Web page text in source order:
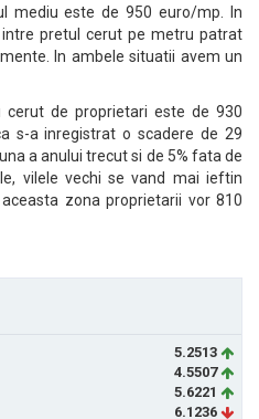
mediu este de 950 euro/mp. In
pretul cerut pe metru patrat
In ambele situatii avem un
cerut de proprietari este de 930
s-a inregistrat o scadere de 29
a anului trecut si de 5% fata de
vilele vechi se vand mai ieftin
zona proprietarii vor 810
5.2513
4.5507
5.6221
6.1236